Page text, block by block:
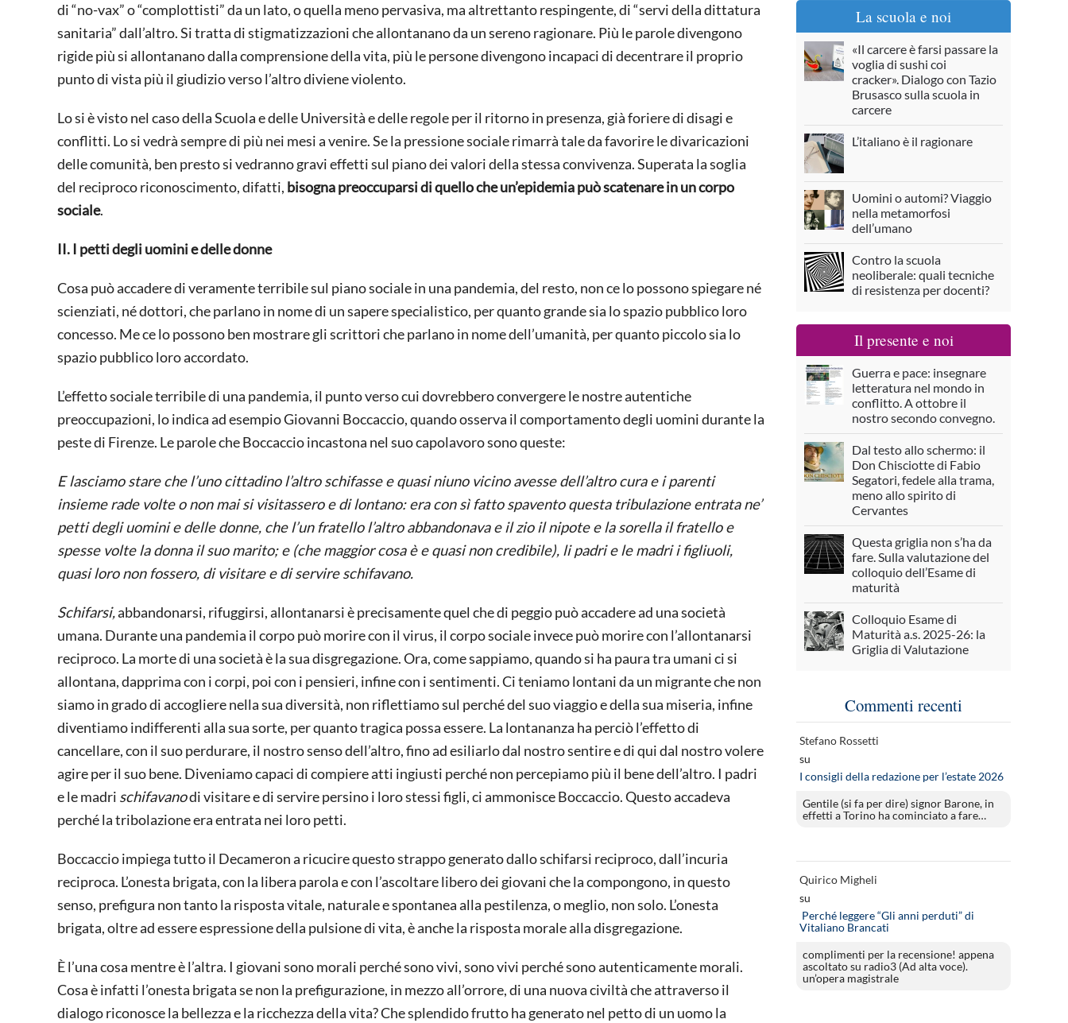
di “no-vax” o “complottisti” da un lato, o quella meno pervasiva, ma altrettanto respingente, di “servi della dittatura
sanitaria” dall’altro. Si tratta di stigmatizzazioni che allontanano da un sereno ragionare. Più le parole divengono
rigide più si allontanano dalla comprensione della vita, più le persone divengono incapaci di decentrare il proprio
punto di vista più il giudizio verso l’altro diviene violento.
Lo si è visto nel caso della Scuola e delle Università e delle regole per il ritorno in presenza, già foriere di disagi e
conflitti. Lo si vedrà sempre di più nei mesi a venire. Se la pressione sociale rimarrà tale da favorire le divaricazioni
delle comunità, ben presto si vedranno gravi effetti sul piano dei valori della stessa convivenza. Superata la soglia
del reciproco riconoscimento, difatti, bisogna preoccuparsi di quello che un’epidemia può scatenare in un corpo
sociale.
II. I petti degli uomini e delle donne
Cosa può accadere di veramente terribile sul piano sociale in una pandemia, del resto, non ce lo possono spiegare né
scienziati, né dottori, che parlano in nome di un sapere specialistico, per quanto grande sia lo spazio pubblico loro
concesso. Me ce lo possono ben mostrare gli scrittori che parlano in nome dell’umanità, per quanto piccolo sia lo
spazio pubblico loro accordato.
L’effetto sociale terribile di una pandemia, il punto verso cui dovrebbero convergere le nostre autentiche
preoccupazioni, lo indica ad esempio Giovanni Boccaccio, quando osserva il comportamento degli uomini durante la
peste di Firenze. Le parole che Boccaccio incastona nel suo capolavoro sono queste:
E lasciamo stare che l’uno cittadino l’altro schifasse e quasi niuno vicino avesse dell’altro cura e i parenti
insieme rade volte o non mai si visitassero e di lontano: era con sì fatto spavento questa tribulazione entrata ne’
petti degli uomini e delle donne, che l’un fratello l’altro abbandonava e il zio il nipote e la sorella il fratello e
spesse volte la donna il suo marito; e (che maggior cosa è e quasi non credibile), li padri e le madri i figliuoli,
quasi loro non fossero, di visitare e di servire schifavano.
Schifarsi,abbandonarsi, rifuggirsi, allontanarsi è precisamente quel che di peggio può accadere ad una società
umana. Durante una pandemia il corpo può morire con il virus, il corpo sociale invece può morire con l’allontanarsi
reciproco. La morte di una società è la sua disgregazione. Ora, come sappiamo, quando si ha paura tra umani ci si
allontana, dapprima con i corpi, poi con i pensieri, infine con i sentimenti. Ci teniamo lontani da un migrante che non
siamo in grado di accogliere nella sua diversità, non riflettiamo sul perché del suo viaggio e della sua miseria, infine
diventiamo indifferenti alla sua sorte, per quanto tragica possa essere. La lontananza ha perciò l’effetto di
cancellare, con il suo perdurare, il nostro senso dell’altro, fino ad esiliarlo dal nostro sentire e di qui dal nostro volere
agire per il suo bene. Diveniamo capaci di compiere atti ingiusti perché non percepiamo più il bene dell’altro. I padri
e le madri schifavanodi visitare e di servire persino i loro stessi figli, ci ammonisce Boccaccio. Questo accadeva
perché la tribolazione era entrata nei loro petti.
Boccaccio impiega tutto il Decameron a ricucire questo strappo generato dallo schifarsi reciproco, dall’incuria
reciproca. L’onesta brigata, con la libera parola e con l’ascoltare libero dei giovani che la compongono, in questo
senso, prefigura non tanto la risposta vitale, naturale e spontanea alla pestilenza, o meglio, non solo. L’onesta
brigata, oltre ad essere espressione della pulsione di vita, è anche la risposta morale alla disgregazione.
È l’una cosa mentre è l’altra. I giovani sono morali perché sono vivi, sono vivi perché sono autenticamente morali.
Cosa è infatti l’onesta brigata se non la prefigurazione, in mezzo all’orrore, di una nuova civiltà che attraverso il
dialogo riconosce la bellezza e la ricchezza della vita? Che splendido frutto ha generato nel petto di un uomo la
La scuola e noi
«Il carcere è farsi passare la
voglia di sushi coi
cracker». Dialogo con Tazio
Brusasco sulla scuola in
carcere
L’italiano è il ragionare
Uomini o automi? Viaggio
nella metamorfosi
dell’umano
Contro la scuola
neoliberale: quali tecniche
di resistenza per docenti?
Il presente e noi
Guerra e pace: insegnare
letteratura nel mondo in
conflitto. A ottobre il
nostro secondo convegno.
Dal testo allo schermo: il
Don Chisciotte di Fabio
Segatori, fedele alla trama,
meno allo spirito di
Cervantes
Questa griglia non s’ha da
fare. Sulla valutazione del
colloquio dell’Esame di
maturità
Colloquio Esame di
Maturità a.s. 2025-26: la
Griglia di Valutazione
Commenti recenti
Stefano Rossetti
su
I consigli della redazione per l’estate 2026
Gentile (si fa per dire) signor Barone, in
effetti a Torino ha cominciato a fare…
Quirico Migheli
su
Perché leggere “Gli anni perduti” di
Vitaliano Brancati
complimenti per la recensione! appena
ascoltato su radio3 (Ad alta voce).
un’opera magistrale